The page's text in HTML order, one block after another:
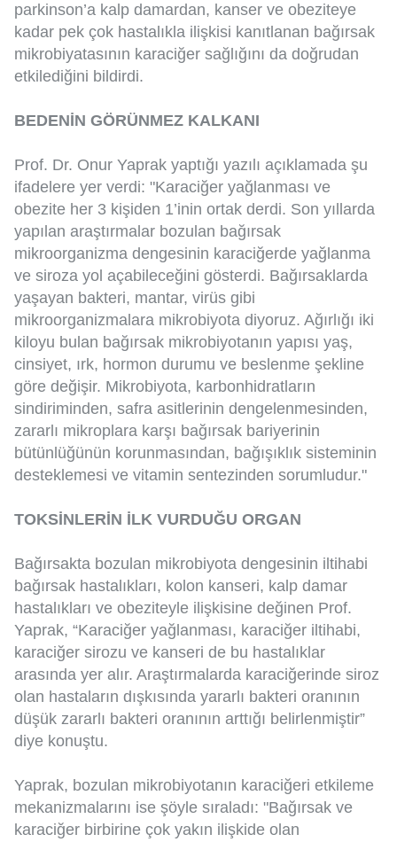
parkinson’a kalp damardan, kanser ve obeziteye
kadar pek çok hastalıkla ilişkisi kanıtlanan bağırsak
mikrobiyatasının karaciğer sağlığını da doğrudan
etkilediğini bildirdi.
BEDENİN GÖRÜNMEZ KALKANI
Prof. Dr. Onur Yaprak yaptığı yazılı açıklamada şu
ifadelere yer verdi: "Karaciğer yağlanması ve
obezite her 3 kişiden 1’inin ortak derdi. Son yıllarda
yapılan araştırmalar bozulan bağırsak
mikroorganizma dengesinin karaciğerde yağlanma
ve siroza yol açabileceğini gösterdi. Bağırsaklarda
yaşayan bakteri, mantar, virüs gibi
mikroorganizmalara mikrobiyota diyoruz. Ağırlığı iki
kiloyu bulan bağırsak mikrobiyotanın yapısı yaş,
cinsiyet, ırk, hormon durumu ve beslenme şekline
göre değişir. Mikrobiyota, karbonhidratların
sindiriminden, safra asitlerinin dengelenmesinden,
zararlı mikroplara karşı bağırsak bariyerinin
bütünlüğünün korunmasından, bağışıklık sisteminin
desteklemesi ve vitamin sentezinden sorumludur."
TOKSİNLERİN İLK VURDUĞU ORGAN
Bağırsakta bozulan mikrobiyota dengesinin iltihabi
bağırsak hastalıkları, kolon kanseri, kalp damar
hastalıkları ve obeziteyle ilişkisine değinen Prof.
Yaprak, “Karaciğer yağlanması, karaciğer iltihabi,
karaciğer sirozu ve kanseri de bu hastalıklar
arasında yer alır. Araştırmalarda karaciğerinde siroz
olan hastaların dışkısında yararlı bakteri oranının
düşük zararlı bakteri oranının arttığı belirlenmiştir”
diye konuştu.
Yaprak, bozulan mikrobiyotanın karaciğeri etkileme
mekanizmalarını ise şöyle sıraladı: "Bağırsak ve
karaciğer birbirine çok yakın ilişkide olan